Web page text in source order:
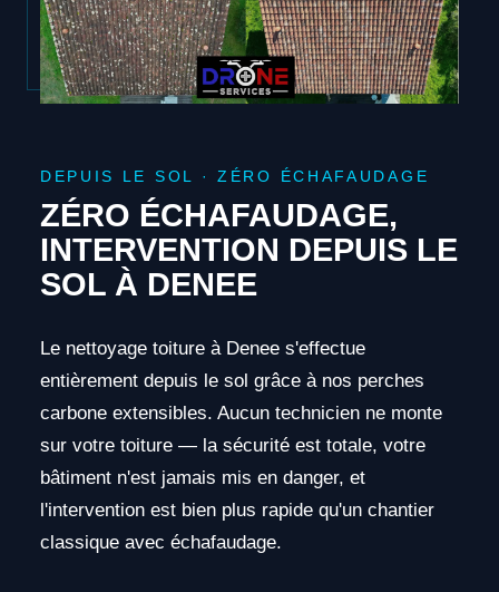
DEPUIS LE SOL · ZÉRO ÉCHAFAUDAGE
ZÉRO ÉCHAFAUDAGE,
INTERVENTION DEPUIS LE
SOL À DENEE
Le nettoyage toiture à Denee s'effectue
entièrement depuis le sol grâce à nos perches
carbone extensibles. Aucun technicien ne monte
sur votre toiture — la sécurité est totale, votre
bâtiment n'est jamais mis en danger, et
l'intervention est bien plus rapide qu'un chantier
classique avec échafaudage.